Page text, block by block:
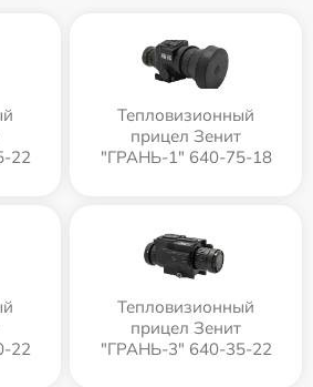
22
Тепловизионный
прицел Зенит
"ГРАНЬ-1" 640-75-18
22
Тепловизионный
прицел Зенит
"ГРАНЬ-3" 640-35-22